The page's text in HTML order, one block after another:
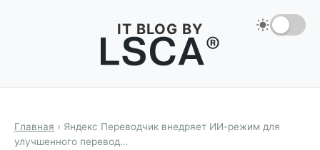
IT BLOG BY
Главная › Яндекс Переводчик внедряет ИИ-режим для
улучшенного перевод…